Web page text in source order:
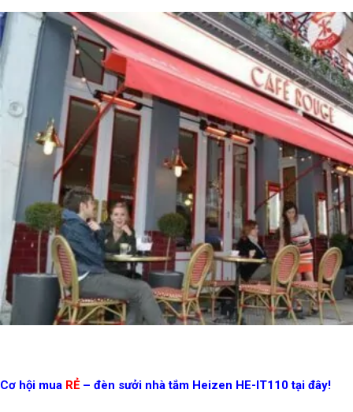
Cơ hội mua RẺ– đèn sưởi nhà tắm Heizen HE-IT110 tại đây!